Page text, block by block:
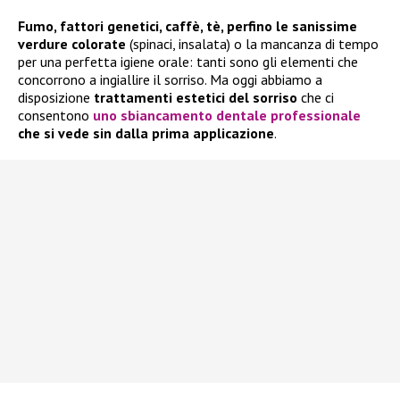
Fumo, fattori genetici, caffè, tè, perfino le sanissime
verdure colorate (spinaci, insalata) o la mancanza di tempo
per una perfetta igiene orale: tanti sono gli elementi che
concorrono a ingiallire il sorriso. Ma oggi abbiamo a
disposizione trattamenti estetici del sorriso che ci
consentono uno sbiancamento dentale professionale
che si vede sin dalla prima applicazione.